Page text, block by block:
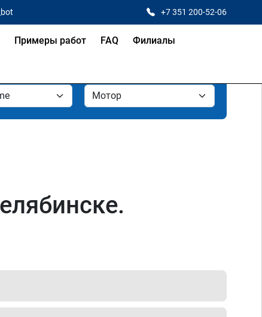
+7 351 200-52-06
Примеры работ FAQ Филиалы